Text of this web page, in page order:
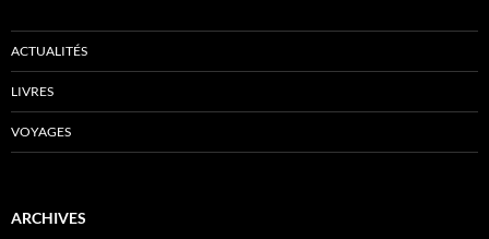
ACTUALITÉS
LIVRES
VOYAGES
ARCHIVES